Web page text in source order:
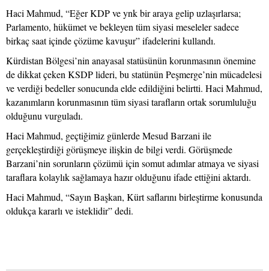
Haci Mahmud, “Eğer KDP ve ynk bir araya gelip uzlaşırlarsa;
Parlamento, hükümet ve bekleyen tüm siyasi meseleler sadece
birkaç saat içinde çözüme kavuşur” ifadelerini kullandı.
Kürdistan Bölgesi’nin anayasal statüsünün korunmasının önemine
de dikkat çeken KSDP lideri, bu statünün Peşmerge’nin mücadelesi
ve verdiği bedeller sonucunda elde edildiğini belirtti. Haci Mahmud,
kazanımların korunmasının tüm siyasi tarafların ortak sorumluluğu
olduğunu vurguladı.
Haci Mahmud, geçtiğimiz günlerde Mesud Barzani ile
gerçekleştirdiği görüşmeye ilişkin de bilgi verdi. Görüşmede
Barzani’nin sorunların çözümü için somut adımlar atmaya ve siyasi
taraflara kolaylık sağlamaya hazır olduğunu ifade ettiğini aktardı.
Haci Mahmud, “Sayın Başkan, Kürt saflarını birleştirme konusunda
oldukça kararlı ve isteklidir” dedi.